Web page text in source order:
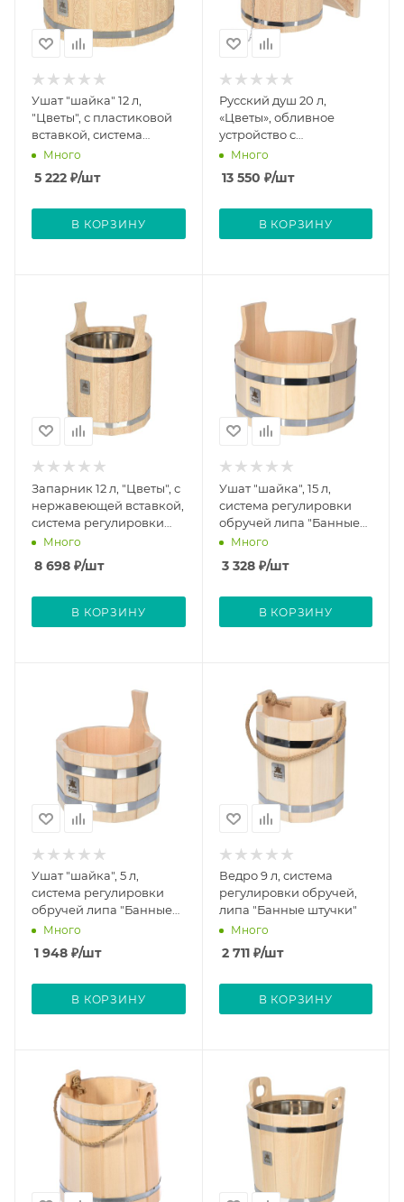
Ушат "шайка" 12 л,
"Цветы", с пластиковой
вставкой, система
регулировки обручей,
липа "Банные штучки"
Много
5 222 ₽/шт
В КОРЗИНУ
Русский душ 20 л,
«Цветы», обливное
устройство c
нержавеющей вставкой,
система регулировки
обручей, липа "Банные
Много
13 550 ₽/шт
В КОРЗИНУ
Запарник 12 л, "Цветы", с
нержавеющей вставкой,
система регулировки
обручей, липа "Банные
Много
8 698 ₽/шт
В КОРЗИНУ
Ушат "шайка", 15 л,
система регулировки
обручей липа "Банные
штучки"
Много
3 328₽/шт
В КОРЗИНУ
Ушат "шайка", 5 л,
система регулировки
обручей липа "Банные
штучки"
Много
1 948 ₽/шт
В КОРЗИНУ
Ведро 9 л, система
регулировки обручей,
липа "Банные штучки"
Много
2 711₽/шт
В КОРЗИНУ